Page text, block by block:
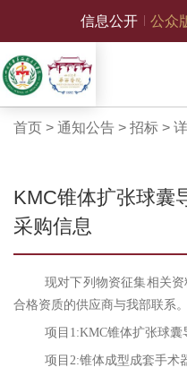
信息公开 公众
首页 > 通知公告> 招标>
KMC锥体扩张球囊
采购信息
现对下列物资征集相关
合格资质的供应商与我部联系。
项目1:KMC锥体扩张球囊
项目2:锥体成型成套手术